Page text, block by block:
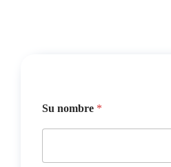
l
d
Su nombre *